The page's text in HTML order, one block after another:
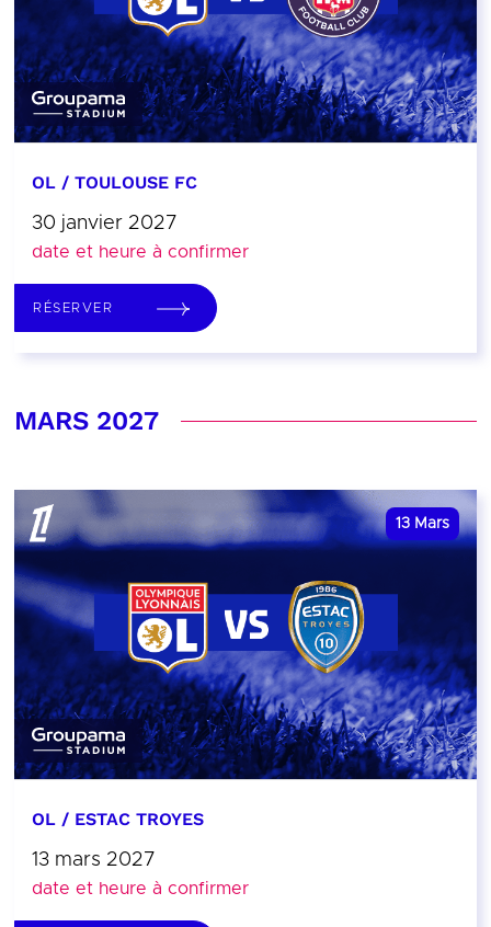
OL / TOULOUSE FC
30 janvier 2027
date et heure à confirmer
RÉSERVER
MARS 2027
13 Mars
OL / ESTAC TROYES
13 mars 2027
date et heure à confirmer